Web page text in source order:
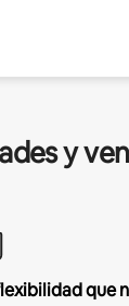
y
que